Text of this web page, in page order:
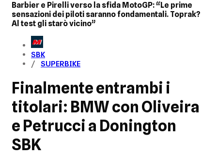
Barbier e Pirelli verso la sfida MotoGP: “Le prime
sensazioni dei piloti saranno fondamentali. Toprak?
Al test gli starò vicino”
SBK
SUPERBIKE
Finalmente entrambi i
titolari: BMW con Oliveira
e Petrucci a Donington
SBK